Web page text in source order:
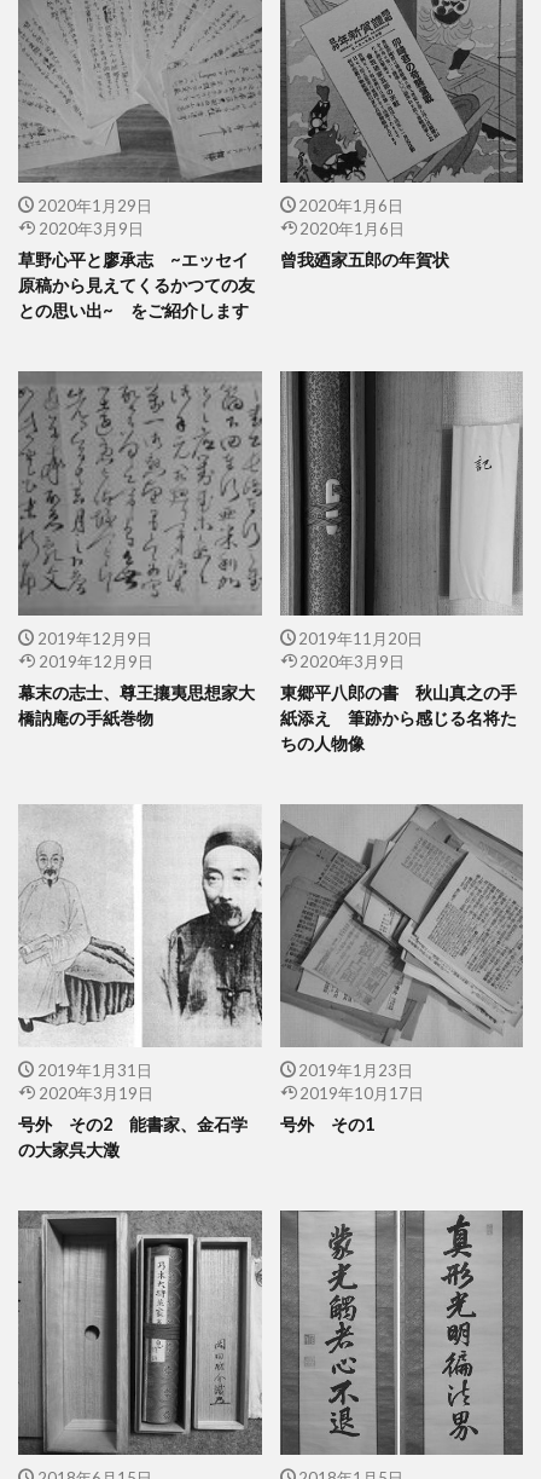
2020年1月29日
2020年3月9日
草野心平と廖承志 ~エッセイ
原稿から見えてくるかつての友
との思い出~ をご紹介します
2020年1月6日
2020年1月6日
曾我廼家五郎の年賀状
2019年12月9日
2019年12月9日
幕末の志士、尊王攘夷思想家大
橋訥庵の手紙巻物
2019年11月20日
2020年3月9日
東郷平八郎の書 秋山真之の手
紙添え 筆跡から感じる名将た
ちの人物像
2019年1月31日
2020年3月19日
号外 その2 能書家、金石学
の大家呉大澂
2019年1月23日
2019年10月17日
号外 その1